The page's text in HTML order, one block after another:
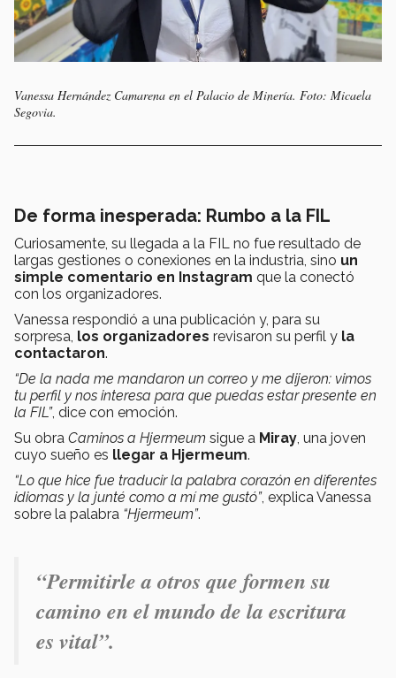
Vanessa Hernández Camarena en el Palacio de Minería. Foto: Micaela
Segovia.
De forma inesperada: Rumbo a la FIL
Curiosamente, su llegada a la FIL no fue resultado de
largas gestiones o conexiones en la industria, sino un
simple comentario en Instagram que la conectó
con los organizadores.
Vanessa respondió a una publicación y, para su
sorpresa, los organizadores revisaron su perfil y la
contactaron.
“De la nada me mandaron un correo y me dijeron: vimos
tu perfil y nos interesa para que puedas estar presente en
la FIL”, dice con emoción.
Su obra Caminos a Hjermeum sigue a Miray, una joven
cuyo sueño es llegar a Hjermeum.
“Lo que hice fue traducir la palabra corazón en diferentes
idiomas y la junté como a mí me gustó”, explica Vanessa
sobre la palabra “Hjermeum”.
“Permitirle a otros que formen su
camino en el mundo de la escritura
es vital”.